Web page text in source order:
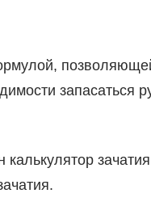
позволяющей
запасаться